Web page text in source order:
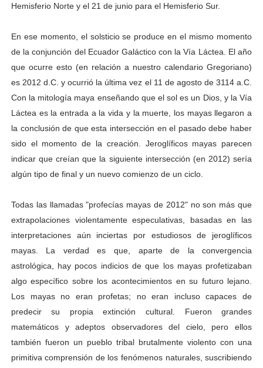
Hemisferio Norte y el 21 de junio para el Hemisferio Sur.
En ese momento, el solsticio se produce en el mismo momento
de la conjunción del Ecuador Galáctico con la Vía Láctea. El año
que ocurre esto (en relación a nuestro calendario Gregoriano)
es 2012 d.C. y ocurrió la última vez el 11 de agosto de 3114 a.C.
Con la mitología maya enseñando que el sol es un Dios, y la Vía
Láctea es la entrada a la vida y la muerte, los mayas llegaron a
la conclusión de que esta intersección en el pasado debe haber
sido el momento de la creación. Jeroglíficos mayas parecen
indicar que creían que la siguiente intersección (en 2012) sería
algún tipo de final y un nuevo comienzo de un ciclo.
Todas las llamadas "profecías mayas de 2012" no son más que
extrapolaciones violentamente especulativas, basadas en las
interpretaciones aún inciertas por estudiosos de jeroglíficos
mayas. La verdad es que, aparte de la convergencia
astrológica, hay pocos indicios de que los mayas profetizaban
algo específico sobre los acontecimientos en su futuro lejano.
Los mayas no eran profetas; no eran incluso capaces de
predecir su propia extinción cultural. Fueron grandes
matemáticos y adeptos observadores del cielo, pero ellos
también fueron un pueblo tribal brutalmente violento con una
primitiva comprensión de los fenómenos naturales, suscribiendo